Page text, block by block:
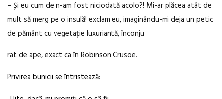
– Și eu cum de n-am fost niciodată acolo?! Mi-ar plăcea atât de
mult să merg pe o insulă! exclam eu, imaginându-mi deja un petic
de pământ cu vegetație luxuriantă, înconju
rat de ape, exact ca în Robinson Crusoe.
Privirea bunicii se întristează: